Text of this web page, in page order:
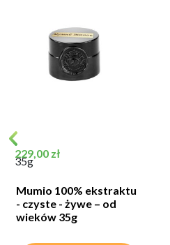
Cena
229,00 zł
35g
Mumio 100% ekstraktu
- czyste - żywe – od
wieków 35g